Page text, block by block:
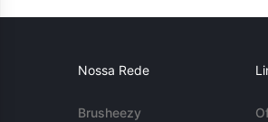
Nossa Rede
Brusheezy